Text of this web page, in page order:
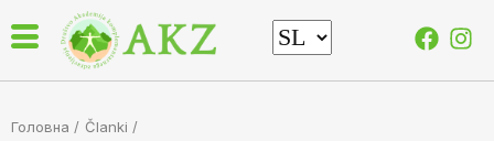
Головна / Članki /